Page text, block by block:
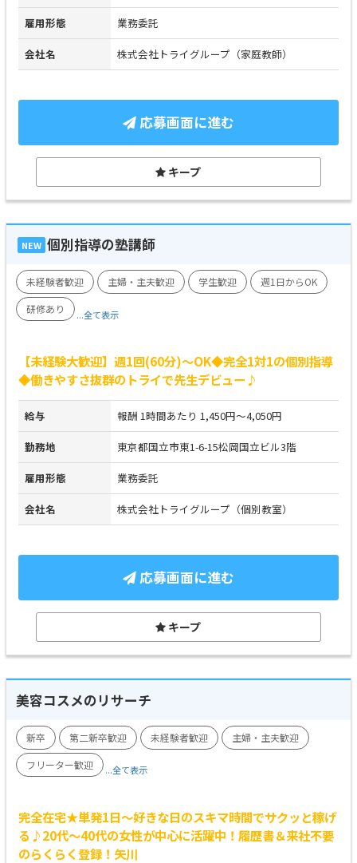
雇用形態 業務委託
会社名 株式会社トライグループ（家庭教師）
応募画面に進む
キープ
NEW 個別指導の塾講師
未経験者歓迎 主婦・主夫歓迎 学生歓迎
週1日からOK
研修あり
...全て表示
【未経験大歓迎】週1回(60分)～OK◆完全1対1の個別指導
◆働きやすさ抜群のトライで先生デビュー♪
給与 報酬 1時間あたり 1,450円～4,050円
勤務地 東京都国立市東1-6-15松岡国立ビル3階
雇用形態 業務委託
会社名 株式会社トライグループ（個別教室）
応募画面に進む
キープ
美容コスメのリサーチ
新卒 第二新卒歓迎 未経験者歓迎
主婦・主夫歓迎
フリーター歓迎
...全て表示
完全在宅★単発1日～好きな日のスキマ時間でサクッと稼げ
る♪20代～40代の女性が中心に活躍中！履歴書＆来社不要
のらくらく登録！矢川